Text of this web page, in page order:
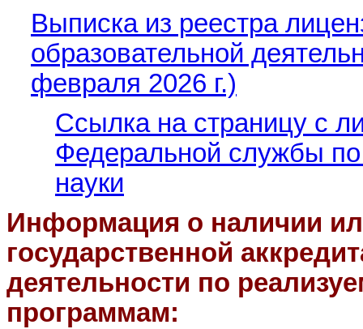
Выписка из реестра
образовательной
февраля 2026 г.)
Ссылка на страницу с
Федеральной службы
науки
Информация о наличии
государственной
деятельности по
программам: